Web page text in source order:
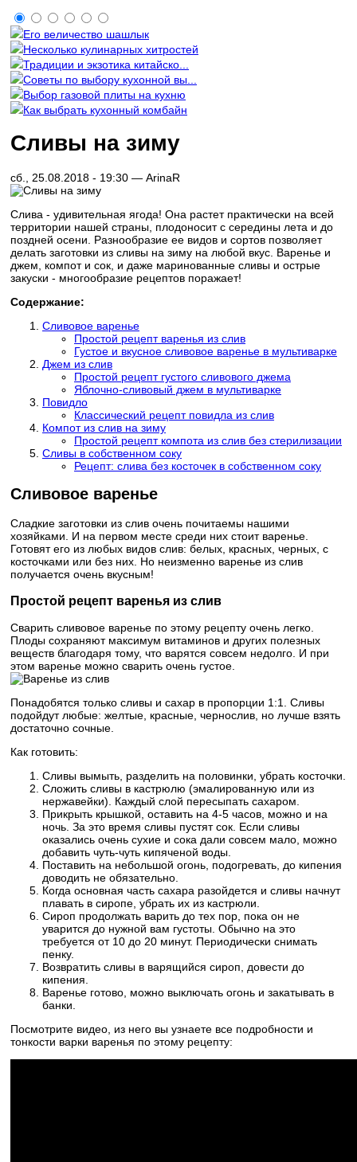
Его величество шашлык
Несколько кулинарных хитростей
Традиции и экзотика китайско...
Советы по выбору кухонной вы...
Выбор газовой плиты на кухню
Как выбрать кухонный комбайн
Сливы на зиму
сб., 25.08.2018 - 19:30 — ArinaR
Слива - удивительная ягода! Она растет практически на всей
территории нашей страны, плодоносит с середины лета и до
поздней осени. Разнообразие ее видов и сортов позволяет
делать заготовки из сливы на зиму на любой вкус. Варенье и
джем, компот и сок, и даже маринованные сливы и острые
закуски - многообразие рецептов поражает!
Содержание:
Сливовое варенье
Простой рецепт варенья из слив
Густое и вкусное сливовое варенье в мультиварке
Джем из слив
Простой рецепт густого сливового джема
Яблочно-сливовый джем в мультиварке
Повидло
Классический рецепт повидла из слив
Компот из слив на зиму
Простой рецепт компота из слив без стерилизации
Сливы в собственном соку
Рецепт: слива без косточек в собственном соку
Сливовое варенье
Сладкие заготовки из слив очень почитаемы нашими
хозяйками. И на первом месте среди них стоит варенье.
Готовят его из любых видов слив: белых, красных, черных, с
косточками или без них. Но неизменно варенье из слив
получается очень вкусным!
Простой рецепт варенья из слив
Сварить сливовое варенье по этому рецепту очень легко.
Плоды сохраняют максимум витаминов и других полезных
веществ благодаря тому, что варятся совсем недолго. И при
этом варенье можно сварить очень густое.
Понадобятся только сливы и сахар в пропорции 1:1. Сливы
подойдут любые: желтые, красные, чернослив, но лучше взять
достаточно сочные.
Как готовить:
Сливы вымыть, разделить на половинки, убрать косточки.
Сложить сливы в кастрюлю (эмалированную или из
нержавейки). Каждый слой пересыпать сахаром.
Прикрыть крышкой, оставить на 4-5 часов, можно и на
ночь. За это время сливы пустят сок. Если сливы
оказались очень сухие и сока дали совсем мало, можно
добавить чуть-чуть кипяченой воды.
Поставить на небольшой огонь, подогревать, до кипения
доводить не обязательно.
Когда основная часть сахара разойдется и сливы начнут
плавать в сиропе, убрать их из кастрюли.
Сироп продолжать варить до тех пор, пока он не
уварится до нужной вам густоты. Обычно на это
требуется от 10 до 20 минут. Периодически снимать
пенку.
Возвратить сливы в варящийся сироп, довести до
кипения.
Варенье готово, можно выключать огонь и закатывать в
банки.
Посмотрите видео, из него вы узнаете все подробности и
тонкости варки варенья по этому рецепту: